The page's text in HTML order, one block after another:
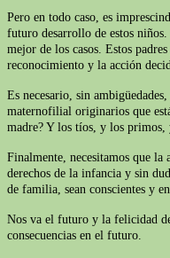
Pero en todo caso, es
futuro desarrollo de estos
mejor de los casos. Estos
reconocimiento y la acción
Es necesario, sin
maternofilial originarios que
madre? Y los tíos, y los primos,
Finalmente, necesitamos que
derechos de la infancia y sin
de familia, sean conscientes y
Nos va el futuro y la felicidad
consecuencias en el futuro.